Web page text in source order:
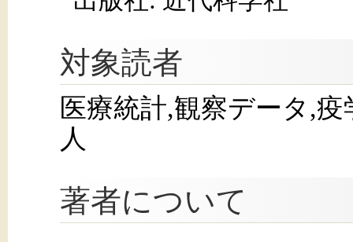
対象読者
医療統計,観察データ,
人
著者について